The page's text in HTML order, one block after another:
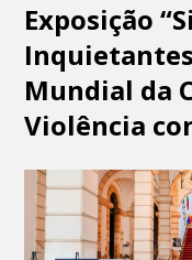
Exposição
Mundial da
Violência